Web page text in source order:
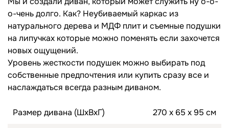
о-чень долго. Как? Неубиваемый каркас из
натурального дерева и МДФ плит и съемные подушки
на липучках которые можно поменять если захочется
новых ощущений.
Уровень жесткости подушек можно выбирать под
собственные предпочтения или купить сразу все и
наслаждаться всегда разным диваном.
Размер дивана (ШхВхГ) 270 х 65 х 95 см
Топперы для диванов
Спальные гарнитуры
Комоды
Прикроватные тумбы